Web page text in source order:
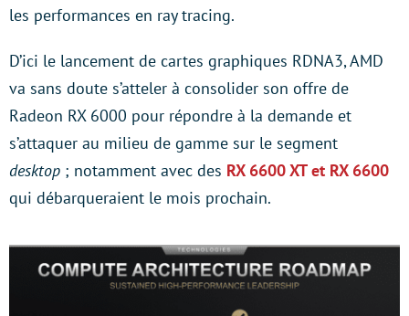
les performances en ray tracing.
D’ici le lancement de cartes graphiques RDNA3, AMD
va sans doute s’atteler à consolider son offre de
Radeon RX 6000 pour répondre à la demande et
s’attaquer au milieu de gamme sur le segment
desktop ; notamment avec des RX 6600 XT et RX 6600
qui débarqueraient le mois prochain.